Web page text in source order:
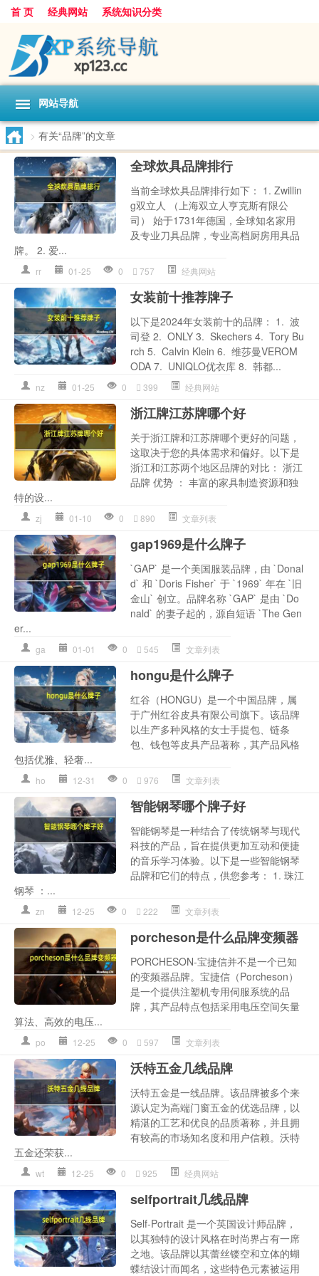
首 页 经典网站 系统知识分类
网站导航
> 有关“品牌”的文章
全球炊具品牌排行
当前全球炊具品牌排行如下： 1. Zwillin
g双立人 （上海双立人亨克斯有限公
司） 始于1731年德国，全球知名家用
及专业刀具品牌，专业高档厨房用具品
牌。 2. 爱...
rr 01-25 0 757 经典网站
女装前十推荐牌子
以下是2024年女装前十的品牌： 1. 波
司登 2. ONLY 3. Skechers 4. Tory Bu
rch 5. Calvin Klein 6. 维莎曼VEROM
ODA 7. UNIQLO优衣库 8. 韩都...
nz 01-25 0 399 经典网站
浙江牌江苏牌哪个好
关于浙江牌和江苏牌哪个更好的问题，
这取决于您的具体需求和偏好。以下是
浙江和江苏两个地区品牌的对比： 浙江
品牌 优势 ： 丰富的家具制造资源和独
特的设...
zj 01-10 0 890 文章列表
gap1969是什么牌子
`GAP` 是一个美国服装品牌，由 `Donal
d` 和 `Doris Fisher` 于 `1969` 年在 `旧
金山` 创立。品牌名称 `GAP` 是由 `Do
nald` 的妻子起的，源自短语 `The Gen
er...
ga 01-01 0 545 文章列表
hongu是什么牌子
红谷（HONGU）是一个中国品牌，属
于广州红谷皮具有限公司旗下。该品牌
以生产多种风格的女士手提包、链条
包、钱包等皮具产品著称，其产品风格
包括优雅、轻奢...
ho 12-31 0 976 文章列表
智能钢琴哪个牌子好
智能钢琴是一种结合了传统钢琴与现代
科技的产品，旨在提供更加互动和便捷
的音乐学习体验。以下是一些智能钢琴
品牌和它们的特点，供您参考： 1. 珠江
钢琴 ：...
zn 12-25 0 222 文章列表
porcheson是什么品牌变频器
PORCHESON-宝捷信并不是一个已知
的变频器品牌。宝捷信（Porcheson）
是一个提供注塑机专用伺服系统的品
牌，其产品特点包括采用电压空间矢量
算法、高效的电压...
po 12-25 0 597 文章列表
沃特五金几线品牌
沃特五金是一线品牌。该品牌被多个来
源认定为高端门窗五金的优选品牌，以
精湛的工艺和优良的品质著称，并且拥
有较高的市场知名度和用户信赖。沃特
五金还荣获...
wt 12-25 0 925 经典网站
selfportrait几线品牌
Self-Portrait 是一个英国设计师品牌，
以其独特的设计风格在时尚界占有一席
之地。该品牌以其蕾丝镂空和立体的蝴
蝶结设计而闻名，这些特色元素被运用